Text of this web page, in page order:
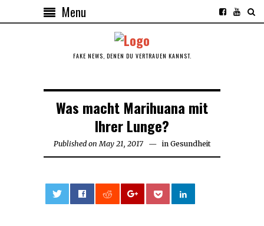
Menu
FAKE NEWS, DENEN DU VERTRAUEN KANNST.
Was macht Marihuana mit
Ihrer Lunge?
Published on May 21, 2017May in Gesundheit